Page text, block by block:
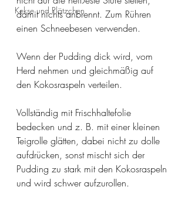
Kekse und Plätzchen
damit nichts anbrennt. Zum Rühren
einen Schneebesen verwenden.
Wenn der Pudding dick wird, vom
Herd nehmen und gleichmäßig auf
den Kokosraspeln verteilen.
Vollständig mit Frischhaltefolie
bedecken und z. B. mit einer kleinen
Teigrolle glätten, dabei nicht zu dolle
aufdrücken, sonst mischt sich der
Pudding zu stark mit den Kokosraspeln
und wird schwer aufzurollen.